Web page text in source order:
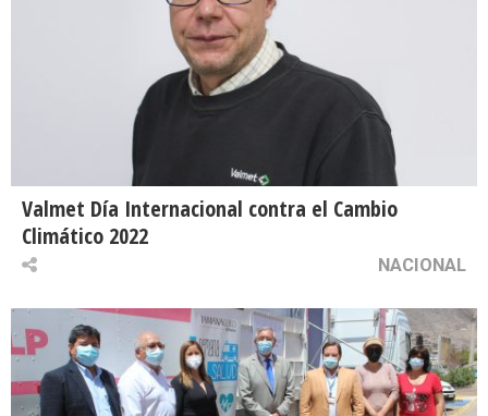
Valmet Día Internacional contra el Cambio
Climático 2022
NACIONAL